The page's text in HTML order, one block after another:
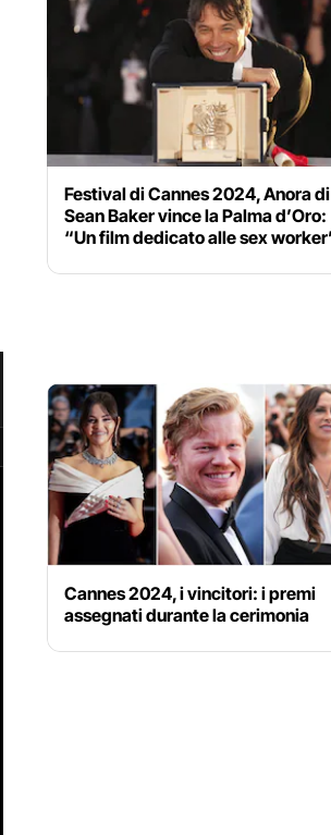
Festival di Cannes 2024, Anora di
Sean Baker vince la Palma d’Oro:
“Un film dedicato alle sex
Cannes 2024, i vincitori: i premi
assegnati durante la cerimonia